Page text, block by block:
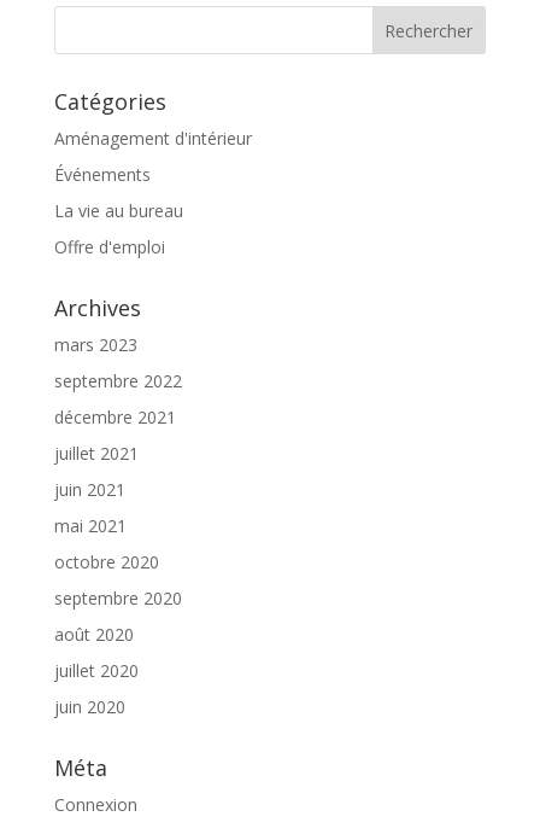
Catégories
Aménagement d'intérieur
Événements
La vie au bureau
Offre d'emploi
Archives
mars 2023
septembre 2022
décembre 2021
juillet 2021
juin 2021
mai 2021
octobre 2020
septembre 2020
août 2020
juillet 2020
juin 2020
Méta
Connexion